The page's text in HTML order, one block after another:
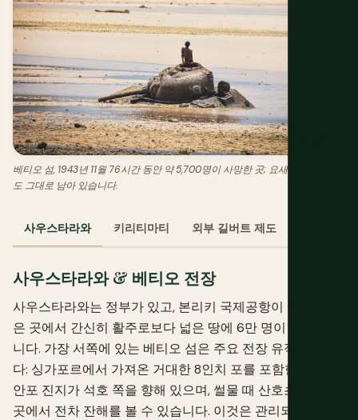
베티오 섬, 1943년 11월 76시간 동안 약 5,700명이 사망한 곳; 요새는 오늘날에
도 그대로 남아 있습니다.
사우스타라와 키리티마티 외부 길버트 제도
사우스타라와 & 베티오 전장
사우스타라와는 정부가 있고, 본리키 국제공항이 있으며, 많
은 곳에서 간신히 활주로보다 넓은 땅에 6만 명이 사는 곳입
니다. 가장 서쪽에 있는 베티오 섬은 주요 전장 유적지입니
다: 싱가포르에서 가져온 거대한 8인치 포를 포함한 일본 해
안포 진지가 석호 쪽을 향해 있으며, 썰물 때 산호초 평평한
곳에서 전차 잔해를 볼 수 있습니다. 이것은 관리되는 유산